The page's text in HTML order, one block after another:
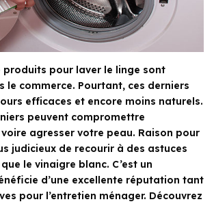
produits pour laver le linge sont
le commerce. Pourtant, ces derniers
efficaces et encore moins naturels.
peuvent compromettre
voire agresser votre peau. Raison pour
judicieux de recourir à des astuces
le vinaigre blanc. C’est un
d’une excellente réputation tant
pour l’entretien ménager. Découvrez